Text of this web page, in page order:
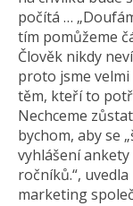
počítá …
tím pomůžeme
Člověk nikdy
proto jsme
těm, kteří to
Nechceme
bychom, aby se
vyhlášení
ročníků.“,
marketing